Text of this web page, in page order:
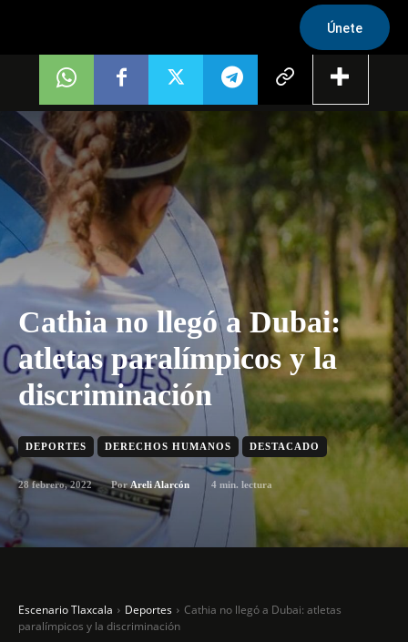
Únete
Cathia no llegó a Dubai:
atletas paralímpicos y la
discriminación
DEPORTES DERECHOS HUMANOS DESTACADO
28 febrero, 2022 Por Areli Alarcón 4 min. lectura
Escenario Tlaxcala Deportes
Cathia no llegó a Dubai: atletas
paralímpicos y la discriminación